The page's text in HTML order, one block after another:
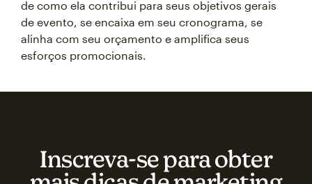
de como ela contribui para seus objetivos gerais
de evento, se encaixa em seu cronograma, se
alinha com seu orçamento e amplifica seus
esforços promocionais.
Inscreva‑se para obter